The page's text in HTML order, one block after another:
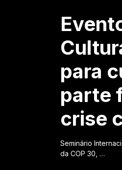
para
parte
crise
Seminário
da COP 30, …